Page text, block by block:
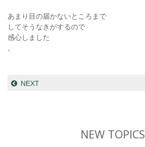
あまり目の届かないところまで
してそうなきがするので
感心しました
。
NEXT
NEW TOPICS